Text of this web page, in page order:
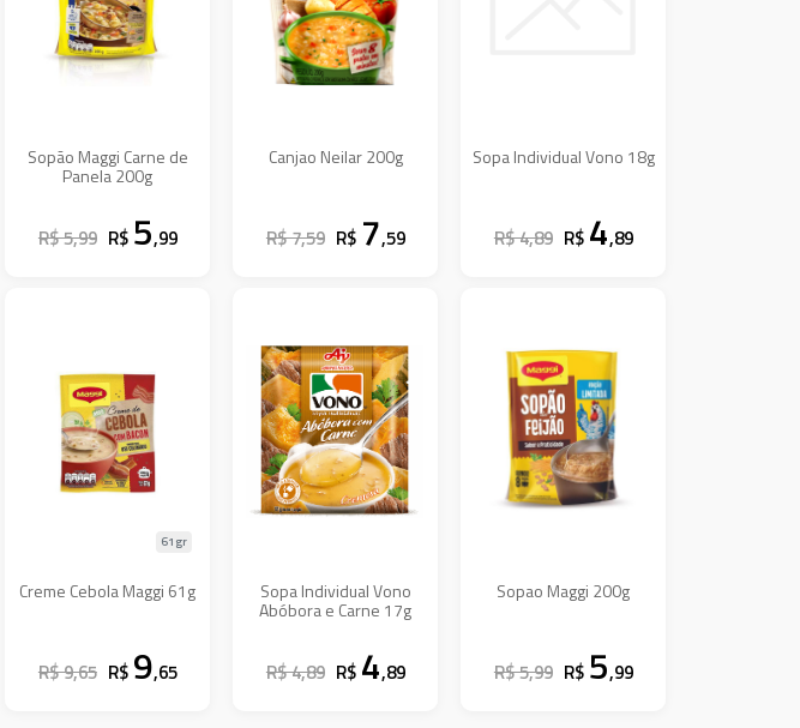
Sopão Maggi Carne de
Panela 200g
R$ 5,99 R$ 5,99
Canjao Neilar 200g
R$ 7,59 R$ 7,59
Sopa Individual Vono 18g
R$ 4,89 R$ 4,89
Creme Cebola Maggi 61g
61gr
R$ 9,65 R$ 9,65
Sopa Individual Vono
Abóbora e Carne 17g
R$ 4,89 R$ 4,89
Sopao Maggi 200g
R$ 5,99 R$ 5,99